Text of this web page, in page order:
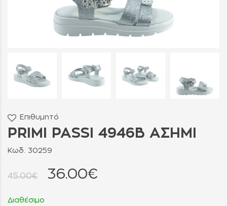
Επιθυμητό
PRIMI PASSI 4946B ΑΣΗΜΙ
Κωδ. 30259
45.00€ 36.00€
Διαθέσιμο